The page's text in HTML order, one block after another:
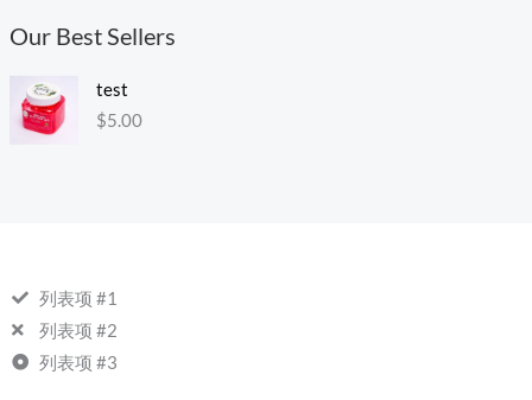
Our Best Sellers
test
$5.00
列表项 #1
列表项 #2
列表项 #3